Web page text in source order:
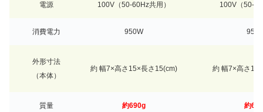
電源 100V（50-60Hz共用） 100V（50-
消費電力 950W
外形寸法
（本体）
約 幅7×高さ15×長さ15(cm) 約 幅7×高さ
質量 約690g 約